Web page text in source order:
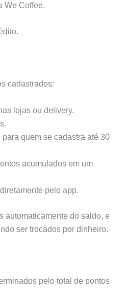
We Coffee.
cadastrados:
lojas ou delivery.
para quem se cadastra até 30
acumulados em um
pelo app.
automaticamente do saldo, e
ser trocados por dinheiro.
pelo total de pontos